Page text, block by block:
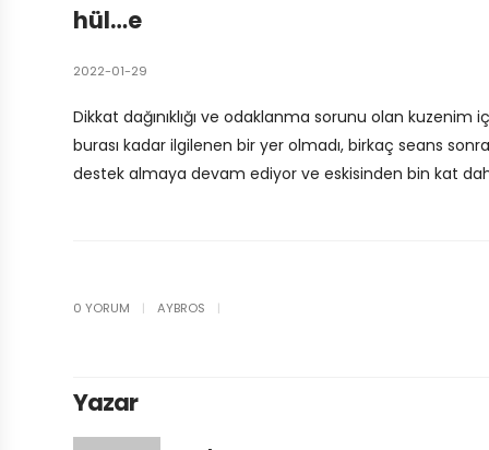
hül…e
2022-01-29
Dikkat dağınıklığı ve odaklanma sorunu olan
burası kadar ilgilenen bir yer olmadı, birkaç seans
destek almaya devam ediyor ve eskisinden bin kat
0 YORUM | AYBROS |
Yazar